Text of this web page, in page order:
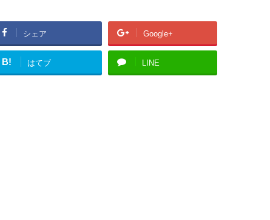
シェア Google+
B! はてブ LINE